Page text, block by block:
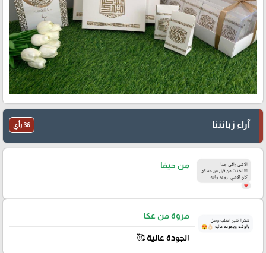
آراء زبائننا 36 رأي
من حيفا
مروة من عكا
الجودة عالية 🥰